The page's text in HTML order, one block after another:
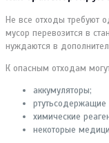
Не все отходы требуют
мусор перевозится в
нуждаются в
К опасным отходам
аккумуляторы;
ртутьсодержащие
химические
некоторые